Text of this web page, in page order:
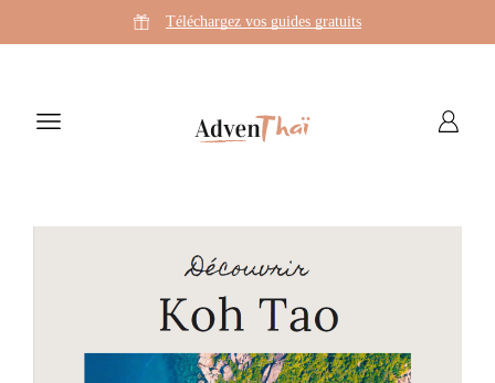
Téléchargez vos guides gratuits